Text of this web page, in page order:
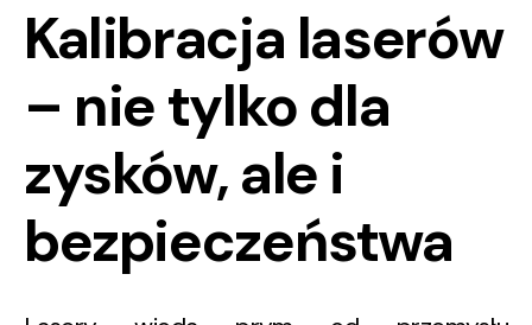
Kalibracja laserów
– nie tylko dla
zysków, ale i
bezpieczeństwa